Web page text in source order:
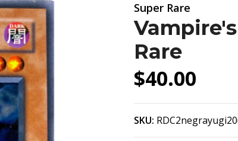
Super Rare
Rare
$40.00
SKU: